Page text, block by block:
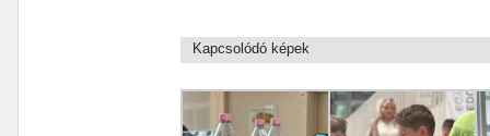
Kapcsolódó képek